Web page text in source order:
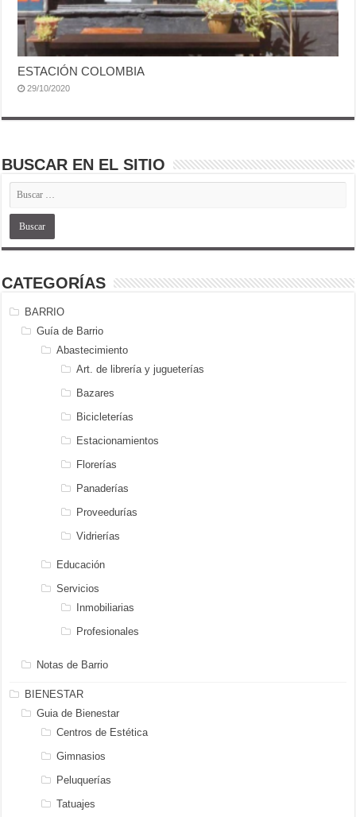
ESTACIÓN COLOMBIA
29/10/2020
BUSCAR EN EL SITIO
CATEGORÍAS
BARRIO
Guía de Barrio
Abastecimiento
Art. de librería y jugueterías
Bazares
Bicicleterías
Estacionamientos
Florerías
Panaderías
Proveedurías
Vidrierías
Educación
Servicios
Inmobiliarias
Profesionales
Notas de Barrio
BIENESTAR
Guia de Bienestar
Centros de Estética
Gimnasios
Peluquerías
Tatuajes